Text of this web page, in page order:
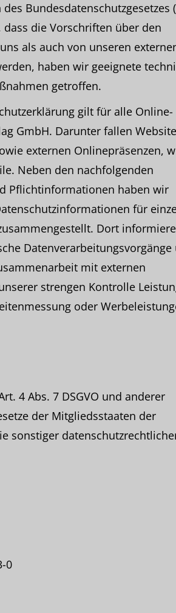
Bundesdatenschutzgesetzes
die Vorschriften über den
als auch von unseren
haben wir geeignete
getroffen.
gilt für alle Online-
GmbH. Darunter fallen
externen Onlinepräsenzen,
Neben den nachfolgenden
Pflichtinformationen haben wir
für
Dort
Datenverarbeitungsvorgänge
mit externen
strengen Kontrolle
oder
4 Abs. 7 DSGVO und anderer
der Mitgliedsstaaten der
sonstiger
0